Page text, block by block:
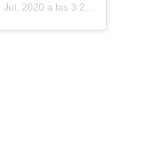
2020 a las 3:25 PDT